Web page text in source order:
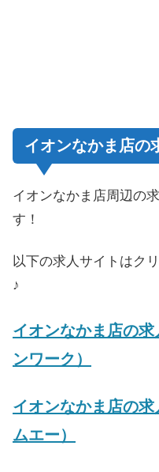
イオンなかま店の
イオンなかま店周辺の
す！
以下の求人サイトはク
♪
イオンなかま店の
ンワーク）
イオンなかま店の
ムエー）